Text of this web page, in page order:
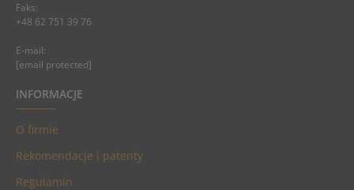
Faks:
+48 62 751 39 76
E-mail:
[email protected]
INFORMACJE
O firmie
Rekomendacje i patenty
Regulamin